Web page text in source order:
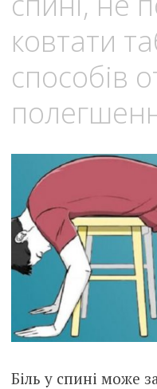
ковтати
способів
Біль у спині може